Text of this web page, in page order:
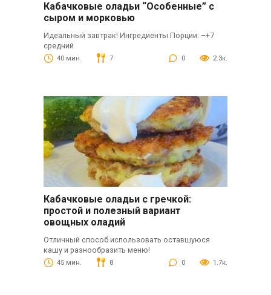
Кабачковые оладьи “Особенные” с
сыром и морковью
Идеальный завтрак! Ингредиенты Порции: –+7
средний
40 мин. 7 0 2.3к.
Кабачковые оладьи с гречкой:
простой и полезный вариант
овощных оладий
Отличный способ использовать оставшуюся
кашу и разнообразить меню!
45 мин. 8 0 1.7к.